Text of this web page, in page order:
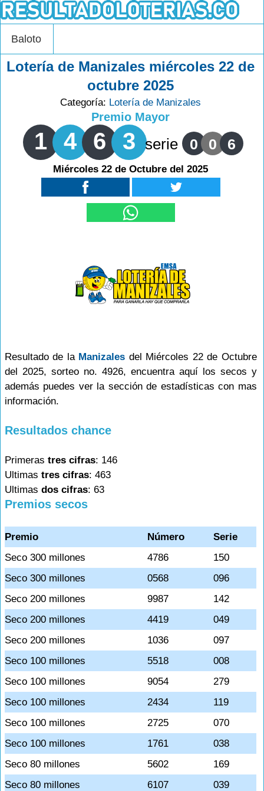
Baloto
Lotería de Manizales miércoles 22 de
octubre 2025
Categoría: Lotería de Manizales
Premio Mayor
1 4 6 3 serie 0 0 6
Miércoles 22 de Octubre del 2025
Resultado de la Manizales del Miércoles 22 de Octubre
del 2025, sorteo no. 4926, encuentra aquí los secos y
además puedes ver la sección de estadísticas con mas
información.
Resultados chance
Primeras tres cifras: 146
Ultimas tres cifras: 463
Ultimas dos cifras: 63
Premios secos
Premio Número
Serie
Seco 300 millones
4786
150
Seco 300 millones
0568
096
Seco 200 millones
9987
142
Seco 200 millones
4419
049
Seco 200 millones
1036
097
Seco 100 millones
5518
008
Seco 100 millones
9054
279
Seco 100 millones
2434
119
Seco 100 millones
2725
070
Seco 100 millones
1761
038
Seco 80 millones
5602
169
Seco 80 millones
6107
039